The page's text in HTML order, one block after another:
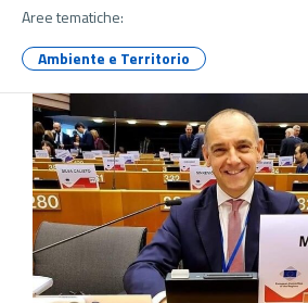
Aree tematiche:
Ambiente e Territorio